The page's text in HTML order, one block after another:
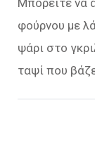
Μπορείτε να
φούρνου με
ψάρι στο
ταψί που